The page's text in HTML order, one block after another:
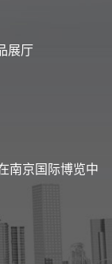
展厅
南京国际博览中
备交易会